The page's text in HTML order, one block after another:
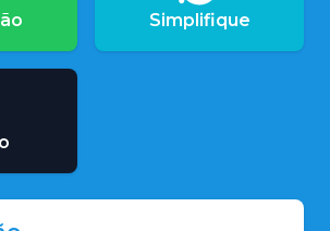
Simplifique